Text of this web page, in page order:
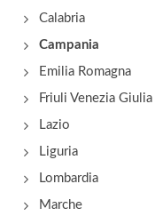
Calabria
Campania
Emilia Romagna
Friuli Venezia Giulia
Lazio
Liguria
Lombardia
Marche